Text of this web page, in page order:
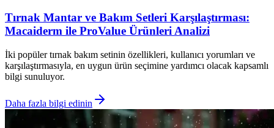
Tırnak Mantar ve Bakım Setleri Karşılaştırması:
Macaiderm ile ProValue Ürünleri Analizi
İki popüler tırnak bakım setinin özellikleri, kullanıcı yorumları ve
karşılaştırmasıyla, en uygun ürün seçimine yardımcı olacak kapsamlı
bilgi sunuluyor.
Daha fazla bilgi edinin